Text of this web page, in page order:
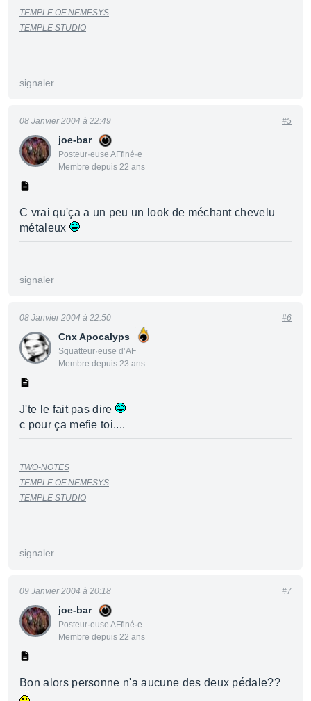
TEMPLE OF NEMESYS
TEMPLE STUDIO
signaler
joe-bar
Posteur·euse AFfiné·e
Membre depuis 22 ans
08 Janvier 2004 à 22:49 #5
C vrai qu'ça a un peu un look de méchant chevelu
métaleux
signaler
Cnx Apocalyps
Squatteur·euse d’AF
Membre depuis 23 ans
08 Janvier 2004 à 22:50 #6
J'te le fait pas dire
c pour ça mefie toi....
TWO-NOTES
TEMPLE OF NEMESYS
TEMPLE STUDIO
signaler
joe-bar
Posteur·euse AFfiné·e
Membre depuis 22 ans
09 Janvier 2004 à 20:18 #7
Bon alors personne n'a aucune des deux pédale??